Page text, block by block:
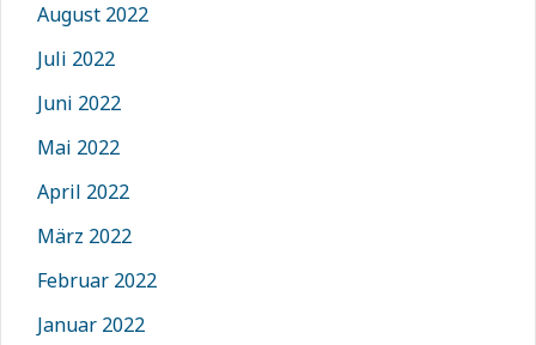
August 2022
Juli 2022
Juni 2022
Mai 2022
April 2022
März 2022
Februar 2022
Januar 2022